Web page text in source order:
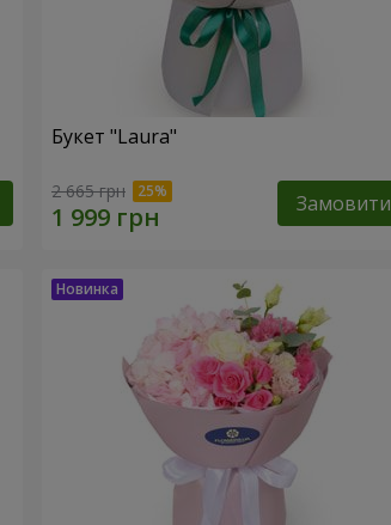
Букет "Laura"
2 665 грн Замовити